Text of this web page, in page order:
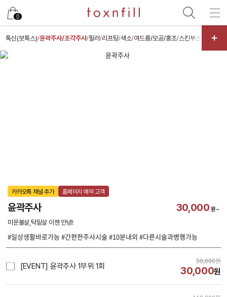
0
톡신(보톡스)/윤곽주사/조각주사/필러/리프팅/색소/여드름/모공/홍조/스킨부스터 스킨
카카오톡 채널 추가 홈페이지 예약 고객
윤곽주사 30,000 원~
카카
미운볼살,턱밑살 이젠 안녕!
#일상생활바로가능 #간편한주사시술 #10분내외 #다른시술과병행가능
[EVENT] 윤곽주사 1부위 1회
50,000원
30,000원